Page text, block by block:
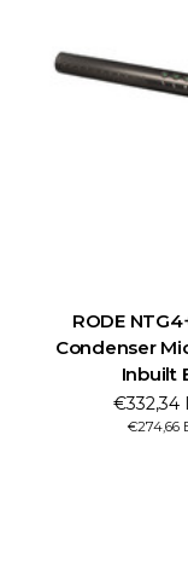
RODE
Condenser
Inbuilt
€332,34
€274,66